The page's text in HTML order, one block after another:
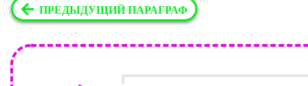
ПРЕДЫДУЩИЙ ПАРАГРАФ